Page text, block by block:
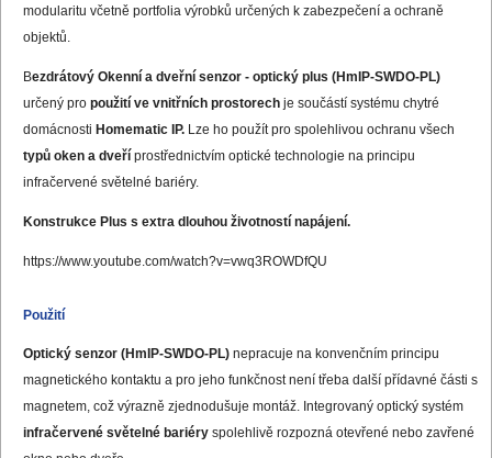
modularitu včetně portfolia výrobků určených k zabezpečení a ochraně
objektů.
Bezdrátový Okenní a dveřní senzor - optický plus (HmIP-SWDO-PL)
určený pro použití ve vnitřních prostorech je součástí systému chytré
domácnosti Homematic IP. Lze ho použít pro spolehlivou ochranu všech
typů oken a dveří prostřednictvím optické technologie na principu
infračervené světelné bariéry.
Konstrukce Plus s extra dlouhou životností napájení.
https://www.youtube.com/watch?v=vwq3ROWDfQU
Použití
Optický senzor (HmIP-SWDO-PL) nepracuje na konvenčním principu
magnetického kontaktu a pro jeho funkčnost není třeba další přídavné části s
magnetem, což výrazně zjednodušuje montáž. Integrovaný optický systém
infračervené světelné bariéry spolehlivě rozpozná otevřené nebo zavřené